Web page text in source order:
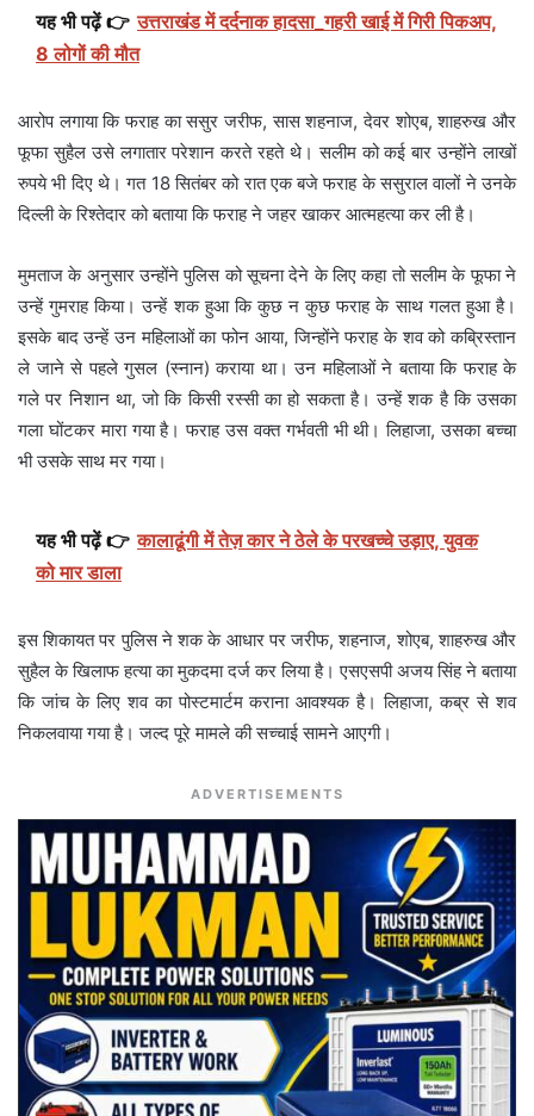
यह भी पढ़ें 👉 उत्तराखंड में दर्दनाक हादसा_गहरी खाई में गिरी पिकअप,
8 लोगों की मौत
आरोप लगाया कि फराह का ससुर जरीफ, सास शहनाज, देवर शोएब, शाहरुख और
फूफा सुहैल उसे लगातार परेशान करते रहते थे। सलीम को कई बार उन्होंने लाखों
रुपये भी दिए थे। गत 18 सितंबर को रात एक बजे फराह के ससुराल वालों ने उनके
दिल्ली के रिश्तेदार को बताया कि फराह ने जहर खाकर आत्महत्या कर ली है।
मुमताज के अनुसार उन्होंने पुलिस को सूचना देने के लिए कहा तो सलीम के फूफा ने
उन्हें गुमराह किया। उन्हें शक हुआ कि कुछ न कुछ फराह के साथ गलत हुआ है।
इसके बाद उन्हें उन महिलाओं का फोन आया, जिन्होंने फराह के शव को कब्रिस्तान
ले जाने से पहले गुसल (स्नान) कराया था। उन महिलाओं ने बताया कि फराह के
गले पर निशान था, जो कि किसी रस्सी का हो सकता है। उन्हें शक है कि उसका
गला घोंटकर मारा गया है। फराह उस वक्त गर्भवती भी थी। लिहाजा, उसका बच्चा
भी उसके साथ मर गया।
यह भी पढ़ें 👉 कालाढूंगी में तेज़ कार ने ठेले के परखच्चे उड़ाए, युवक
को मार डाला
इस शिकायत पर पुलिस ने शक के आधार पर जरीफ, शहनाज, शोएब, शाहरुख और
सुहैल के खिलाफ हत्या का मुकदमा दर्ज कर लिया है। एसएसपी अजय सिंह ने बताया
कि जांच के लिए शव का पोस्टमार्टम कराना आवश्यक है। लिहाजा, कब्र से शव
निकलवाया गया है। जल्द पूरे मामले की सच्चाई सामने आएगी।
ADVERTISEMENTS